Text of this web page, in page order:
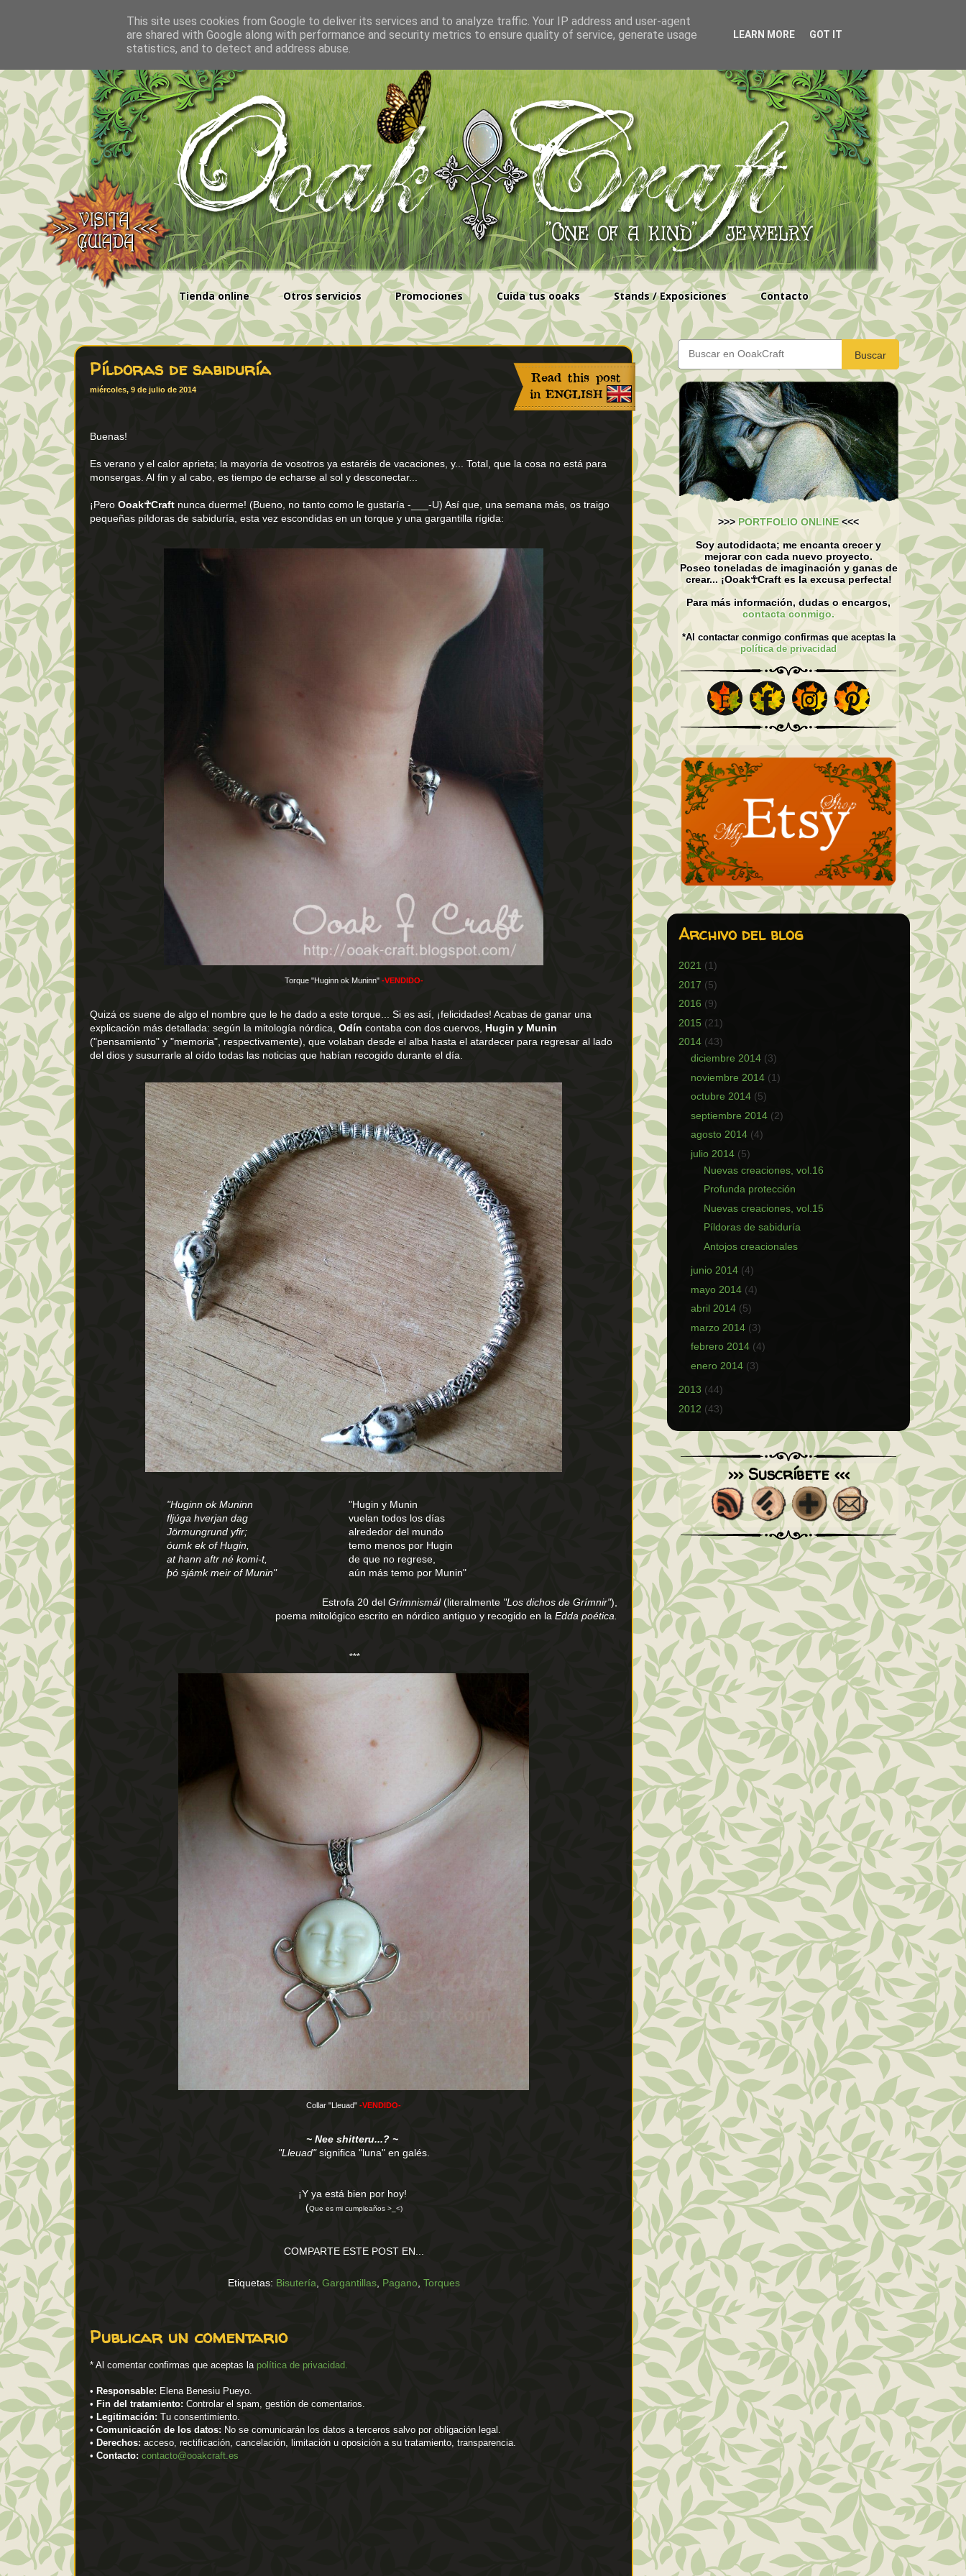
Tienda online Otros servicios Promociones Cuida tus ooaks Stands / Exposiciones Contacto
Píldoras de sabiduría
miércoles, 9 de julio de 2014
Buenas!
Es verano y el calor aprieta; la mayoría de vosotros ya estaréis de vacaciones, y... Total, que la cosa no está para
monsergas. Al fin y al cabo, es tiempo de echarse al sol y desconectar...
¡Pero Ooak☥Craft nunca duerme! (Bueno, no tanto como le gustaría -___-U) Así que, una semana más, os traigo
pequeñas píldoras de sabiduría, esta vez escondidas en un torque y una gargantilla rígida:
Torque "Huginn ok Muninn" -VENDIDO-
Quizá os suene de algo el nombre que le he dado a este torque... Si es así, ¡felicidades! Acabas de ganar una
explicación más detallada: según la mitología nórdica, Odín contaba con dos cuervos, Hugin y Munin
("pensamiento" y "memoria", respectivamente), que volaban desde el alba hasta el atardecer para regresar al lado
del dios y susurrarle al oído todas las noticias que habían recogido durante el día.
"Huginn ok Muninn
fljúga hverjan dag
Jörmungrund yfir;
óumk ek of Hugin,
at hann aftr né komi-t,
þó sjámk meir of Munin"
"Hugin y Munin
vuelan todos los días
alrededor del mundo
temo menos por Hugin
de que no regrese,
aún más temo por Munin"
Estrofa 20 del Grímnismál(literalmente "Los dichos de Grímnir"),
poema mitológico escrito en nórdico antiguo y recogido en la Edda poética.
***
Collar "Lleuad" -VENDIDO-
~ Nee shitteru...? ~
"Lleuad"significa "luna" en galés.
¡Y ya está bien por hoy!
(Que es mi cumpleaños >_<)
COMPARTE ESTE POST EN...
Etiquetas: Bisutería Gargantillas, Pagano, Torques
Publicar un comentario
* Al comentar confirmas que aceptas la política de privacidad.
• Responsable: Elena Benesiu Pueyo.
• Fin del tratamiento: Controlar el spam, gestión de comentarios.
• Legitimación: Tu consentimiento.
• Comunicación de los datos: No se comunicarán los datos a terceros salvo por obligación legal.
• Derechos: acceso, rectificación, cancelación, limitación u oposición a su tratamiento, transparencia.
• Contacto: contacto@ooakcraft.es
Buscar
>>> PORTFOLIO ONLINE <<<
Soy autodidacta; me encanta crecer y
mejorar con cada nuevo proyecto.
Poseo toneladas de imaginación y ganas de
crear... ¡Ooak☥Craft es la excusa perfecta!
Para más información, dudas o encargos,
contacta conmigo.
*Al contactar conmigo confirmas que aceptas la
política de privacidad
Archivo del blog
2021 (1)
2017 (5)
2016 (9)
2015 (21)
2014 (43)
diciembre 2014 (3)
noviembre 2014 (1)
octubre 2014 (5)
septiembre 2014 (2)
agosto 2014 (4)
julio 2014 (5)
Nuevas creaciones, vol.16
Profunda protección
Nuevas creaciones, vol.15
Píldoras de sabiduría
Antojos creacionales
junio 2014 (4)
mayo 2014 (4)
abril 2014 (5)
marzo 2014 (3)
febrero 2014 (4)
enero 2014 (3)
2013 (44)
2012 (43)
>>> Suscríbete <<<
This site uses cookies from Google to deliver its services and to analyze traffic. Your IP address and user-agent
are shared with Google along with performance and security metrics to ensure quality of service, generate usage
statistics, and to detect and address abuse.
LEARN MORE GOT IT